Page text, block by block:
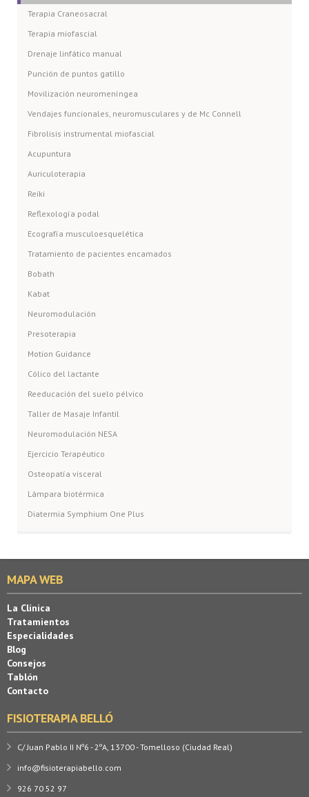
Terapia Craneosacral
Terapia miofascial
Drenaje linfático manual
Punción de puntos gatillo
Movilización neuromeníngea
Vendajes funcionales, neuromusculares y de Mc Connell
Fibrolisis instrumental miofascial
Acupuntura
Auriculoterapia
Reiki
Reflexología podal
Ecografía musculoesquelética
Tratamiento de pacientes encamados
Bobath
Kabat
Neuromodulación
Presoterapia
Motion Guidance
Cólico del lactante
Reeducación del suelo pélvico
Taller de Masaje Infantil
Neuromodulación NESA
Ejercicio Terapéutico
Osteopatía visceral
Lámpara biotérmica
Diatermia Symphium One Plus
MAPA WEB
La Clínica
Tratamientos
Especialidades
Blog
Consejos
Tablón
Contacto
FISIOTERAPIA BELLÓ
C/ Juan Pablo II Nº6 - 2ºA, 13700 - Tomelloso (Ciudad Real)
info@fisioterapiabello.com
926 70 52 97